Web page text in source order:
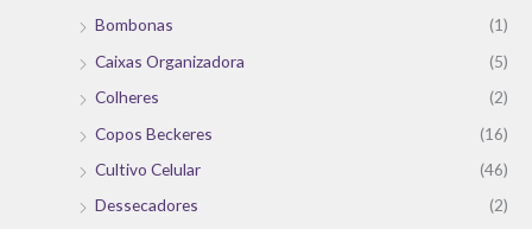
Bombonas
(1)
Caixas Organizadora
(5)
Colheres
(2)
Copos Beckeres
(16)
Cultivo Celular
(46)
Dessecadores
(2)